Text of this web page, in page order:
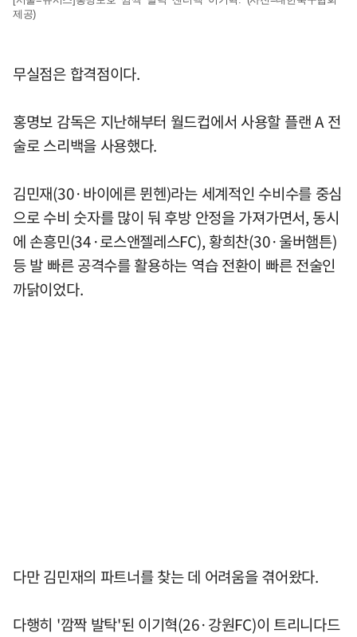
제공)
무실점은 합격점이다.
홍명보 감독은 지난해부터 월드컵에서 사용할 플랜 A 전
술로 스리백을 사용했다.
김민재(30·바이에른 뮌헨)라는 세계적인 수비수를 중심
으로 수비 숫자를 많이 둬 후방 안정을 가져가면서, 동시
에 손흥민(34·로스앤젤레스FC), 황희찬(30·울버햄튼)
등 발 빠른 공격수를 활용하는 역습 전환이 빠른 전술인
까닭이었다.
다만 김민재의 파트너를 찾는 데 어려움을 겪어왔다.
다행히 '깜짝 발탁'된 이기혁(26·강원FC)이 트리니다드